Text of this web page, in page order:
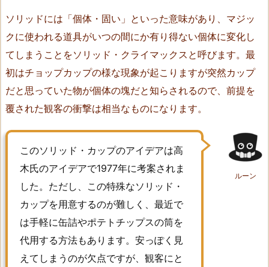
n
s
–
P
u
e
–
S
i
o
n）
ソリッドには「個体・固い」といった意味があり、マジッ
クに使われる道具がいつの間にか有り得ない個体に変化し
てしまうことをソリッド・クライマックスと呼びます。最
初はチョップカップの様な現象が起こりますが突然カップ
だと思っていた物が個体の塊だと知らされるので、前提を
覆された観客の衝撃は相当なものになります。
ルーン
このソリッド・カップのアイデアは高
木氏のアイデアで1977年に考案されま
した。ただし、この特殊なソリッド・
カップを用意するのが難しく、最近で
は手軽に缶詰やポテトチップスの筒を
代用する方法もあります。安っぽく見
えてしまうのが欠点ですが、観客にと